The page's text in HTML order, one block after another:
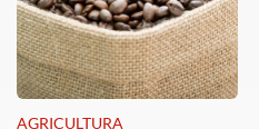
AGRICULTURA